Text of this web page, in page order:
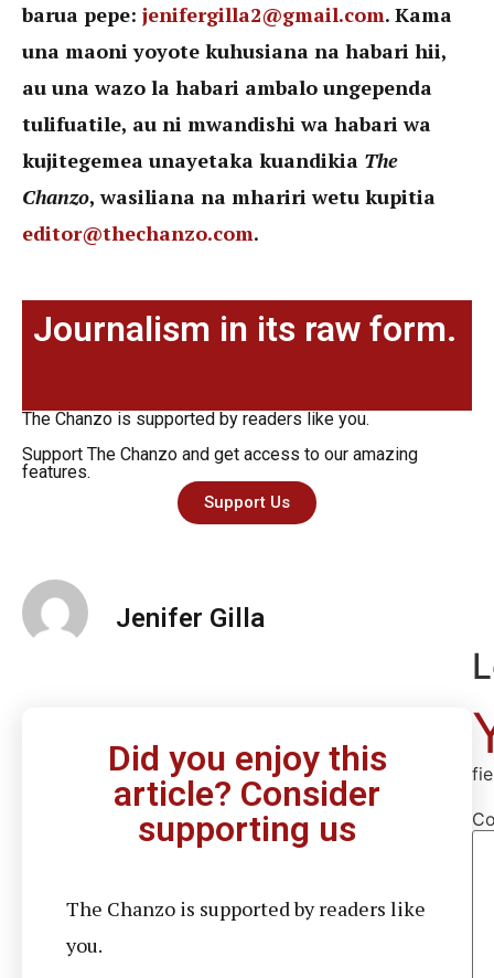
barua pepe: jenifergilla2@gmail.com. Kama
una maoni yoyote kuhusiana na habari hii,
au una wazo la habari ambalo ungependa
tulifuatile, au ni mwandishi wa habari wa
kujitegemea unayetaka kuandikia The
Chanzo, wasiliana na mhariri wetu kupitia
editor@thechanzo.com.
Journalism in its raw form.
The Chanzo is supported by readers like you.
Support The Chanzo and get access to our amazing
features.
Support Us
Jenifer Gilla
Did you enjoy this
article? Consider
supporting us
The Chanzo is supported by readers like
you.